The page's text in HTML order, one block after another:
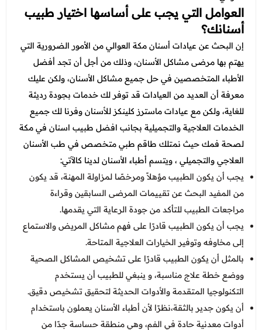
العوامل التي يجب على أساسها اختيار طبيب
أسنانك؟
إن البحث عن عيادات أسنان مكة العوالي من الأمور الضرورية التي
يهتم بها مرضى مشاكل الأسنان، وذلك من أجل أن تجد أفضل
الأطباء المتخصصين في حل جميع مشاكل الأسنان، ولكن عليك
معرفة أن العديد من العيادات قد توفر لك خدمات بجودة رديئة
للغاية، ولكن مع عيادات ماسترز كلينكز للأسنان وفرنا لك جميع
الخدمات العلاجية والتجميلية بجانب افضل طبيب اسنان في مكة
لصحة فمك حيث نمتلك طاقم طبي متخصص في طب الأسنان
العلاجي والتجميلي ، ويتسم أطباء الأسنان لدينا كالآتي:
يجب أن يكون الطبيب مؤهلاً ومرخصًا لمزاولة المهنة، قد يكون
من المفيد البحث عن تقييمات المرضى السابقين وقراءة
مراجعات الطبيب للتأكد من جودة الرعاية التي يقدمها.
يجب أن يكون الطبيب قادرًا على فهم مشاكل المريض والاستماع
إلى مخاوفه وتوفير الخيارات العلاجية المتاحة.
بالمثل أن يكون الطبيب قادرًا على تشخيص المشاكل الصحية
ووضع خطة علاج مناسبة، و ينبغي للطبيب أن يستخدم
التكنولوجيا المتقدمة والأدوات الحديثة لتحقيق تشخيص دقيق.
أن يكون جدير بالثقة،نظرًا لأن أطباء الأسنان يعملون باستخدام
أدوات معدنية حادة في الفم، وهي منطقة حساسة جدًا من